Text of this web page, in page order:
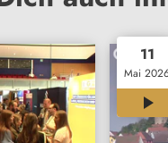
11
Mai
00:30